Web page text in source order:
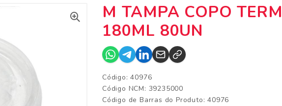
M TAMPA COPO
180ML 80UN
Código: 40976
Código NCM: 39235000
Código de Barras do Produto: 40976